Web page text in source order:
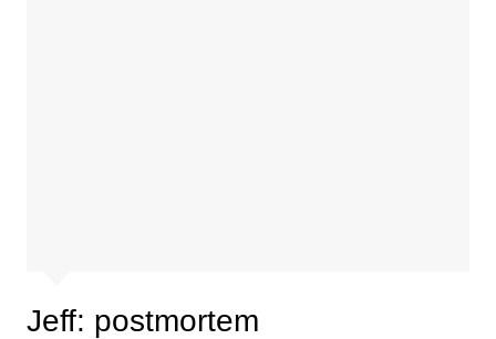
Jeff: postmortem